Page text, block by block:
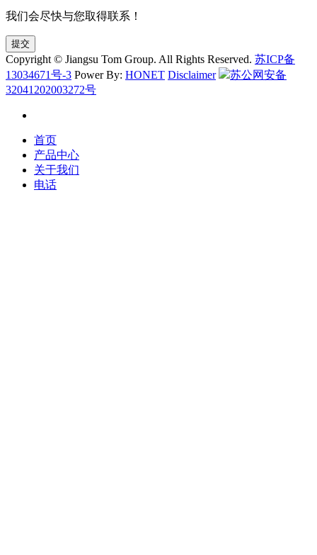
我们会尽快与您取得联系！
提交
Copyright © Jiangsu Tom Group. All Rights Reserved. 苏ICP备
13034671号-3 Power By: HONET Disclaimer
苏公网安备
32041202003272号
首页
产品中心
关于我们
电话